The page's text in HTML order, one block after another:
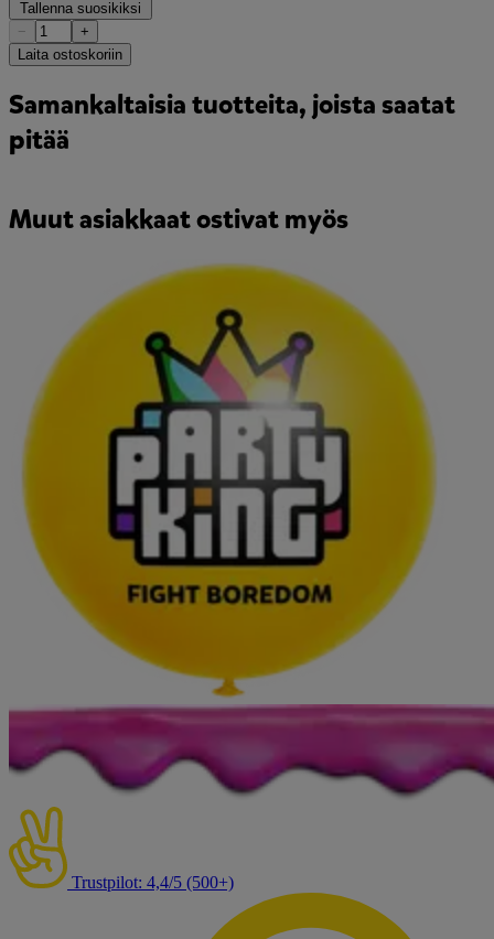
Tallenna suosikiksi
−
+
Laita ostoskoriin
Samankaltaisia tuotteita, joista saatat
pitää
Muut asiakkaat ostivat myös
Trustpilot: 4,4/5 (500+)